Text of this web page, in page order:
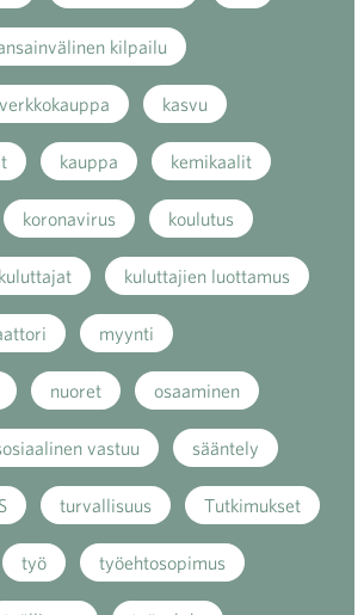
kilpailu
kasvu
kauppa kemikaalit
koronavirus koulutus
kuluttajat kuluttajien luottamus
myynti
nuoret osaaminen
vastuu sääntely
turvallisuus Tutkimukset
työ työehtosopimus